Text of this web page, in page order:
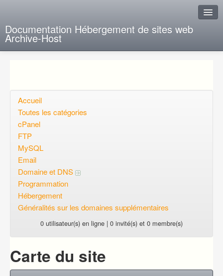
Documentation Hébergement de sites web
Archive-Host
Questions ouvertes
Voulez-vous vous inscrire?
Connexion
Accueil
Toutes les catégories
cPanel
FTP
MySQL
Email
Domaine et DNS
Programmation
Hébergement
Généralités sur les domaines supplémentaires
0 utilisateur(s) en ligne | 0 invité(s) et 0 membre(s)
Carte du site